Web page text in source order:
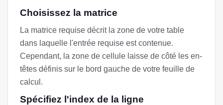
Choisissez la matrice
La matrice requise décrit la zone de votre table
dans laquelle l'entrée requise est contenue.
Cependant, la zone de cellule laisse de côté les en-
têtes définis sur le bord gauche de votre feuille de
calcul.
Spécifiez l'index de la ligne